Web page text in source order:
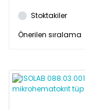
Stoktakiler